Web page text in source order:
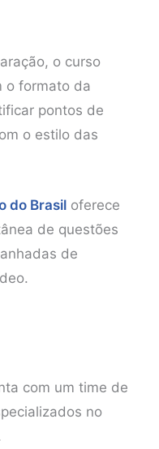
o curso
o formato da
pontos de
o estilo das
do Brasil oferece
de questões
de
com um time de
no